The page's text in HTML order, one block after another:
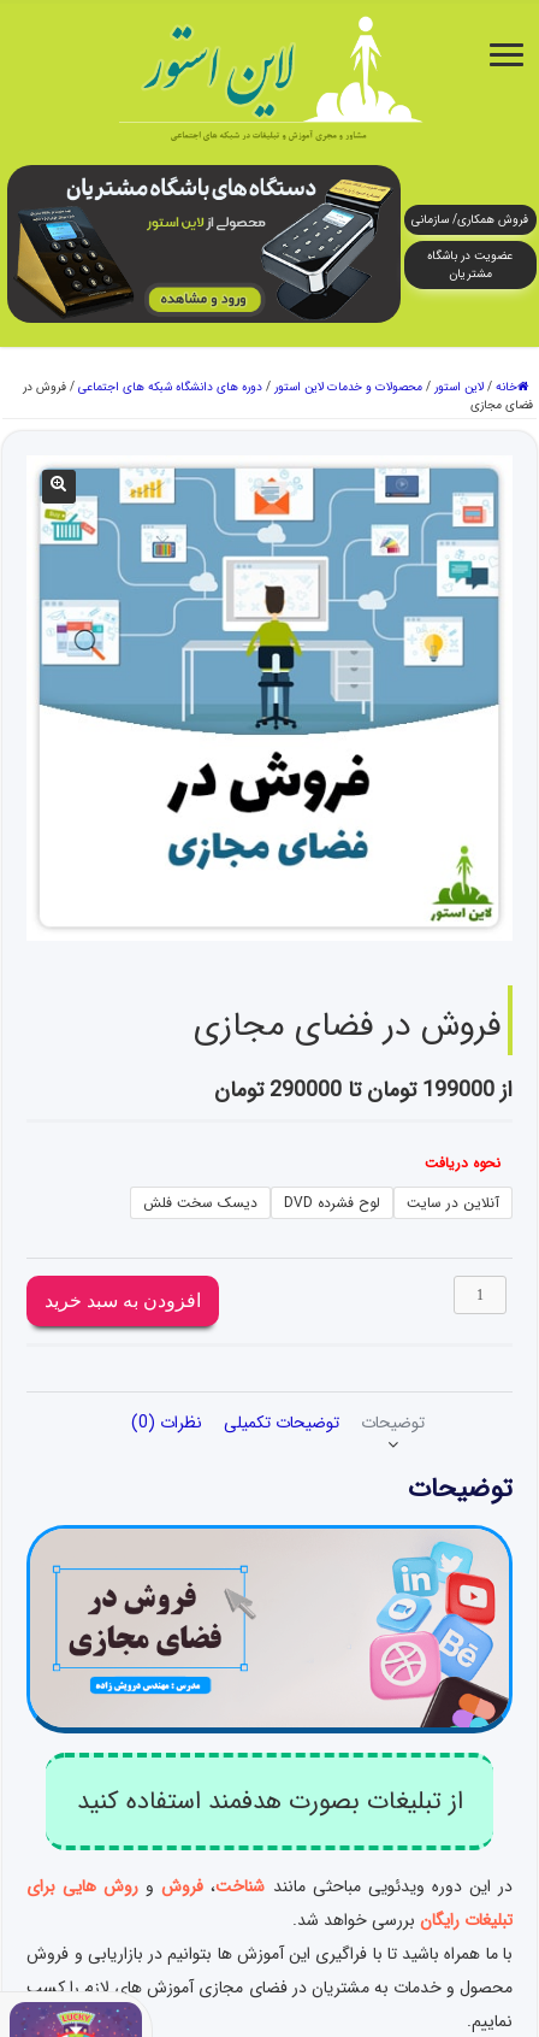
فروش همکاری/ سازمانی
عضویت در باشگاه
مشتریان
خانه / لاین استور / محصولات و خدمات لاین استور / دوره های دانشگاه شبکه های اجتماعی / فروش در
فضای مجازی
فروش در فضای مجازی
از 199000 تومان تا 290000 تومان
نحوه دریافت
آنلاین در سایت
لوح فشرده DVD دیسک سخت فلش
فروش
در
افزودن به سبد خرید
توضیحات توضیحات تکمیلی نظرات (0)
توضیحات
از تبلیغات بصورت هدفمند استفاده کنید
در این دوره ویدئویی مباحثی مانند شناخت، فروشو روش هایی برای
تبلیغات رایگان بررسی خواهد شد.
با ما همراه باشید تا با فراگیری این آموزش ها بتوانیم در بازاریابی و فروش
محصول و خدمات به مشتریان در فضای مجازی آموزش های لازم را کسب
نماییم.